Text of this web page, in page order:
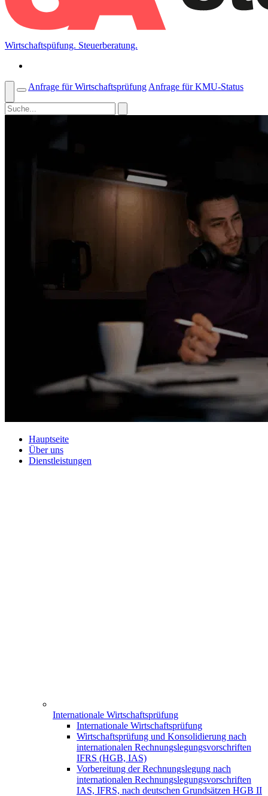
Wirtschaftspüfung. Steuerberatung.
Anfrage für Wirtschaftsprüfung Anfrage für KMU-Status
Hauptseite
Über uns
Dienstleistungen
Internationale Wirtschaftsprüfung
Internationale Wirtschaftsprüfung
Wirtschaftsprüfung und Konsolidierung nach
internationalen Rechnungslegungsvorschriften
IFRS (HGB, IAS)
Vorbereitung der Rechnungslegung nach
internationalen Rechnungslegungsvorschriften
IAS, IFRS, nach deutschen Grundsätzen HGB II